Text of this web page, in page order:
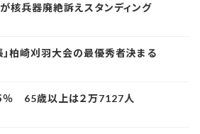
核兵器廃絶訴えスタンディング
」柏崎刈羽大会の最優秀者決まる
％ 65歳以上は２万7127人